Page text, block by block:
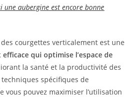
une aubergine est encore bonne
courgettes verticalement est une
qui optimise l’espace de
la santé et la productivité des
spécifiques de
vous pouvez maximiser l’utilisation